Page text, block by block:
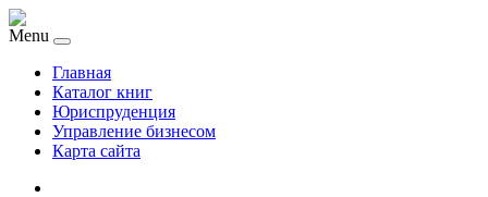
Menu
Главная
Каталог книг
Юриспруденция
Управление бизнесом
Карта сайта